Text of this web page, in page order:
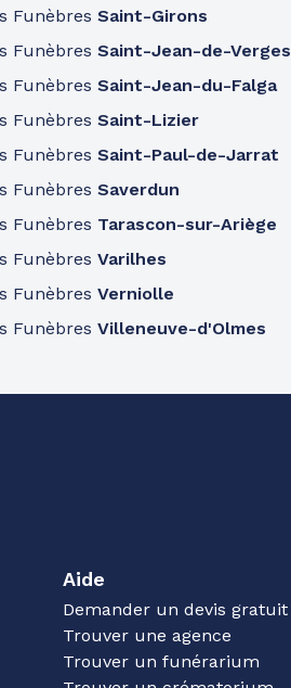
FunèbresSaint-Girons
FunèbresSaint-Jean-de-Verges
FunèbresSaint-Jean-du-Falga
FunèbresSaint-Lizier
FunèbresSaint-Paul-de-Jarrat
FunèbresSaverdun
Funèbres Tarascon-sur-Ariège
FunèbresVarilhes
FunèbresVerniolle
FunèbresVilleneuve-d'Olmes
Aide
Demander un devis gratuit
Trouver une agence
Trouver un funérarium